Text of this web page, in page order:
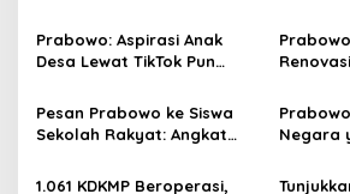
g
a
t
i
o
Boleh
Prabowo: Aspirasi Anak
Desa Lewat TikTok Pun
Pesan Prabowo ke Siswa
Sekolah Rakyat: Angkat
Negara
Pangan
1.061 KDKMP Beroperasi,